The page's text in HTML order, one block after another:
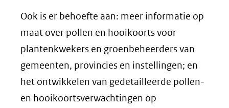
Ook is er behoefte aan: meer informatie op
maat over pollen en hooikoorts voor
plantenkwekers en groenbeheerders van
gemeenten, provincies en instellingen; en
het ontwikkelen van gedetailleerde pollen-
en hooikoortsverwachtingen op